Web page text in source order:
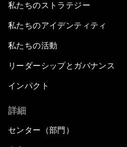
私たちのストラテジー
私たちのアイデンティティ
私たちの活動
リーダーシップとガバナンス
インパクト
詳細
センター（部門）